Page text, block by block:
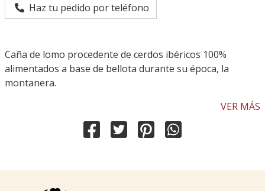
Haz tu pedido por teléfono
Caña de lomo procedente de cerdos ibéricos 100%
alimentados a base de bellota durante su época, la
montanera.
VER MÁS